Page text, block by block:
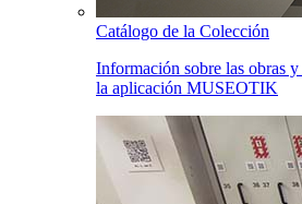
Catálogo de la Colección
Información sobre las obras
la aplicación MUSEOTIK